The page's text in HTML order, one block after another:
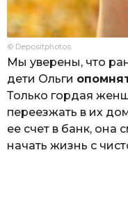
© Depositphotos
Мы уверены, что
дети Ольги
Только гордая
переезжать в их
ее счет в банк, она
начать жизнь с